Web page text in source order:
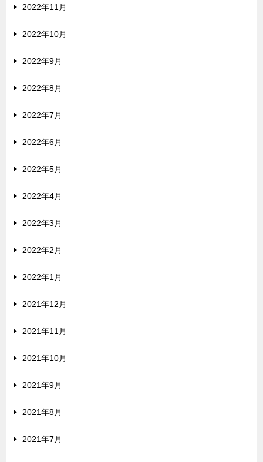
2022年11月
2022年10月
2022年9月
2022年8月
2022年7月
2022年6月
2022年5月
2022年4月
2022年3月
2022年2月
2022年1月
2021年12月
2021年11月
2021年10月
2021年9月
2021年8月
2021年7月